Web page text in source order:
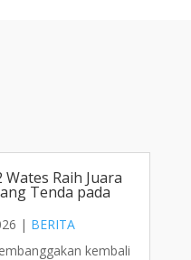
Raih Juara
Tenda pada
| BERITA
kembali